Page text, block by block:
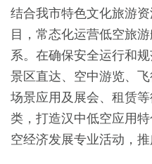
结合我市特色文化旅游
目，常态化运营低空旅
系。在确保安全运行和
景区直达、空中游览、
场景应用及展会、租赁
类，打造汉中低空应用
空经济发展专业活动，推